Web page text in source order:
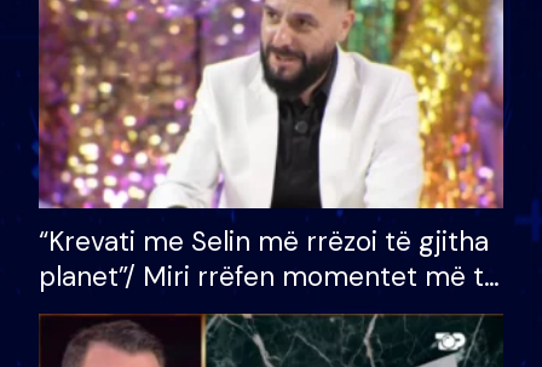
“Krevati me Selin më rrëzoi të gjitha
planet”/ Miri rrëfen momentet më të
bukura në shtëpinë e BB VIP: Do më
mungojë zilja e mëngjesit kur…